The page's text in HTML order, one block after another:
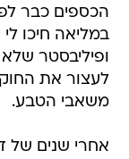
במליאה חיכו
ופיליבסטר
לעצור את החוק
משאבי הטבע.
אחרי שנים של